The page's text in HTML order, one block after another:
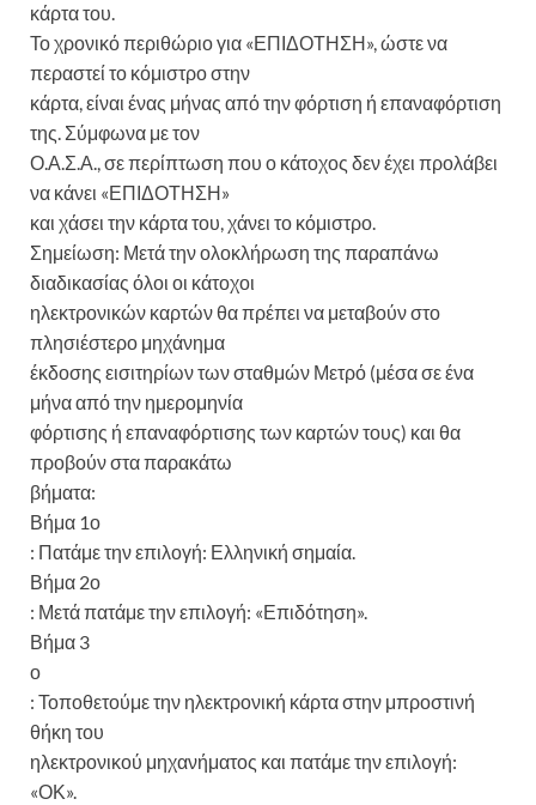
κάρτα του.
Το χρονικό περιθώριο για «ΕΠΙΔΟΤΗΣΗ», ώστε να
περαστεί το κόμιστρο στην
κάρτα, είναι ένας μήνας από την φόρτιση ή επαναφόρτιση
της. Σύμφωνα με τον
Ο.Α.Σ.Α., σε περίπτωση που ο κάτοχος δεν έχει προλάβει
να κάνει «ΕΠΙΔΟΤΗΣΗ»
και χάσει την κάρτα του, χάνει το κόμιστρο.
Σημείωση: Μετά την ολοκλήρωση της παραπάνω
διαδικασίας όλοι οι κάτοχοι
ηλεκτρονικών καρτών θα πρέπει να μεταβούν στο
πλησιέστερο μηχάνημα
έκδοσης εισιτηρίων των σταθμών Μετρό (μέσα σε ένα
μήνα από την ημερομηνία
φόρτισης ή επαναφόρτισης των καρτών τους) και θα
προβούν στα παρακάτω
βήματα:
Βήμα 1ο
: Πατάμε την επιλογή: Ελληνική σημαία.
Βήμα 2ο
: Μετά πατάμε την επιλογή: «Επιδότηση».
Βήμα 3
ο
: Τοποθετούμε την ηλεκτρονική κάρτα στην μπροστινή
θήκη του
ηλεκτρονικού μηχανήματος και πατάμε την επιλογή:
«ΟΚ».